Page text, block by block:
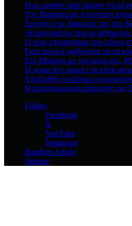
Πυρ ομαδόν από πρώην
Την Παρασκευή η δεύτερη
Συνεχίζει τις διακοπές της
«Ευλογημένος που οι
O νέος στρατηγικός του ρόλος
Γιατί πολλοί φοβούνται να τα
Στη Μύκονο με την κόρη της,
Η χώρα δεν μπορεί να είναι
Υπεβλήθη το αίτημα
Η αποστομωτική απάντηση της
Follow
Facebook
X
YouTube
Instagram
Random Article
Sidebar